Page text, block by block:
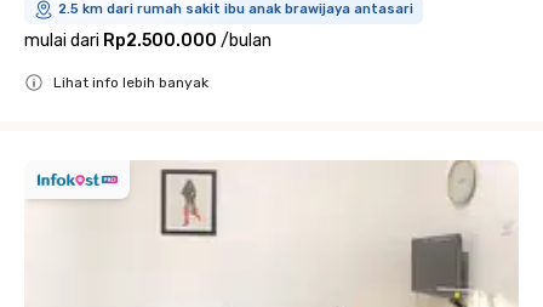
2.5 km dari rumah sakit ibu anak brawijaya antasari
mulai dari Rp2.500.000 /bulan
Lihat info lebih banyak